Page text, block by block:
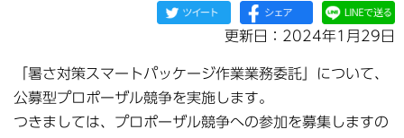
更新日：2024年1月29日
「暑さ対策スマートパッケージ作業業務委託」について、
公募型プロポーザル競争を実施します。
つきましては、プロポーザル競争への参加を募集しますの